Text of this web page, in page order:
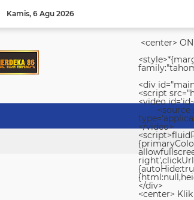
Kamis 6 Agu 2026
<center>
<div
<script
<video
</video>
</div>
<center>